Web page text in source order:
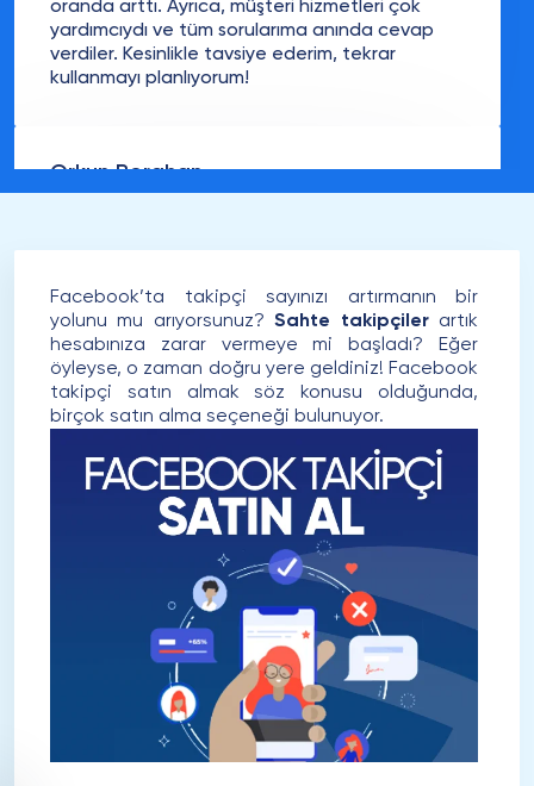
oranda arttı. Ayrıca, müşteri hizmetleri çok
yardımcıydı ve tüm sorularıma anında cevap
verdiler. Kesinlikle tavsiye ederim, tekrar
kullanmayı planlıyorum!
Orkun Borahan
Facebook takipçi satın alma hizmetiniz
sayesinde! Hiç düşünmeden birkaç zaman
sonra yeniden bir sipariş daha verdim.
Adile Eraslan
Mimar
Bu hizmeti keşfedene kadar, daha fazla
Facebook takipçisi almak için uğraşıyordum.
Kolay, eğlenceli ve etkili! Artık istediğimden
daha fazla takipçiye sahibim. Trafiğim her
geçen gün artıyor.
Bahattin Şener
Bu hizmeti birkaç aydır kullanıyorum ve
Facebook’ta takipçi sayınızı artırmanın bir
yolunu mu arıyorsunuz?Sahte takipçilerartık
hesabınıza zarar vermeye mi başladı? Eğer
öyleyse, o zaman doğru yere geldiniz! Facebook
takipçi satın almak söz konusu olduğunda,
birçok satın alma seçeneği bulunuyor.